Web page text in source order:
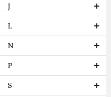
J
L
N
P
S